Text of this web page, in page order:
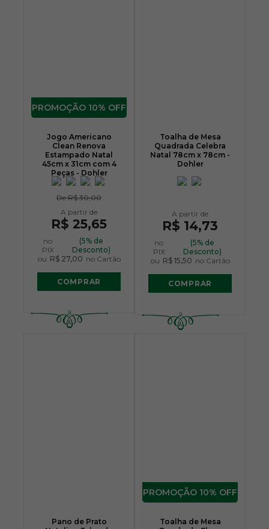
10% OFF
Jogo Americano
Clean Renova
Estampado Natal
45cm x 31cm com 4
Peças - Dohler
DeR$ 30,00
R$ 25,65
no
PIX
(5% de
Desconto)
ou R$ 27,00 no Cartão
COMPRAR
Toalha de Mesa
Quadrada Celebra
Natal 78cm x 78cm -
Dohler
R$ 14,73
no
PIX
(5% de
Desconto)
ou R$ 15,50 no Cartão
COMPRAR
Pano de Prato
10% OFF
Toalha de Mesa